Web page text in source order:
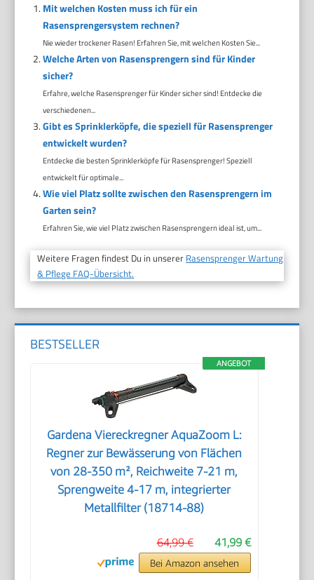
Mit welchen Kosten muss ich für ein
Rasensprengersystem rechnen?
Nie wieder trockener Rasen! Erfahren Sie, mit welchen Kosten Sie...
Welche Arten von Rasensprengern sind für Kinder
sicher?
Erfahre, welche Rasensprenger für Kinder sicher sind! Entdecke die
verschiedenen...
Gibt es Sprinklerköpfe, die speziell für Rasensprenger
entwickelt wurden?
Entdecke die besten Sprinklerköpfe für Rasensprenger! Speziell
entwickelt für optimale...
Wie viel Platz sollte zwischen den Rasensprengern im
Garten sein?
Erfahren Sie, wie viel Platz zwischen Rasensprengern ideal ist, um...
Weitere Fragen findest Du in unserer Rasensprenger Wartung
& Pflege FAQ-Übersicht.
BESTSELLER
ANGEBOT
Gardena Viereckregner AquaZoom L:
Regner zur Bewässerung von Flächen
von 28-350 m², Reichweite 7-21 m,
Sprengweite 4-17 m, integrierter
Metallfilter (18714-88)
41,99 €
64,99 €
Bei Amazon ansehen